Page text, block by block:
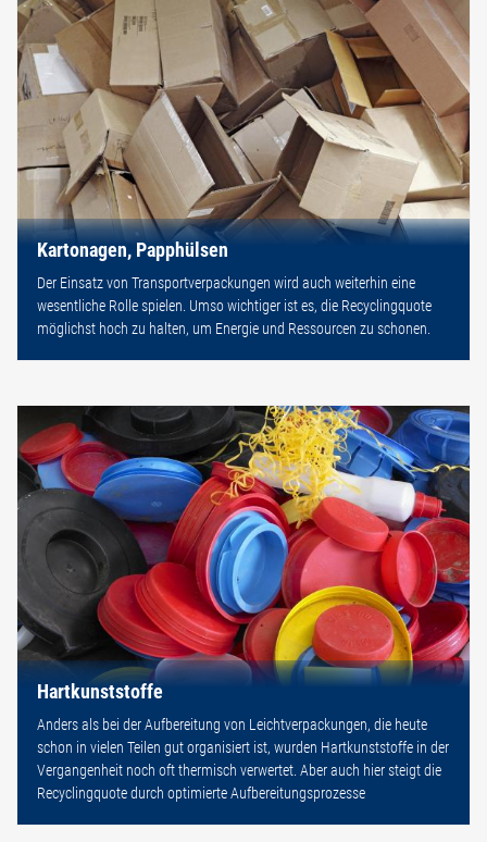
Kartonagen, Papphülsen
Der Einsatz von Transportverpackungen wird auch weiterhin eine
wesentliche Rolle spielen. Umso wichtiger ist es, die Recyclingquote
möglichst hoch zu halten, um Energie und Ressourcen zu schonen.
Hartkunststoffe
Anders als bei der Aufbereitung von Leichtverpackungen, die heute
schon in vielen Teilen gut organisiert ist, wurden Hartkunststoffe in der
Vergangenheit noch oft thermisch verwertet. Aber auch hier steigt die
Recyclingquote durch optimierte Aufbereitungsprozesse